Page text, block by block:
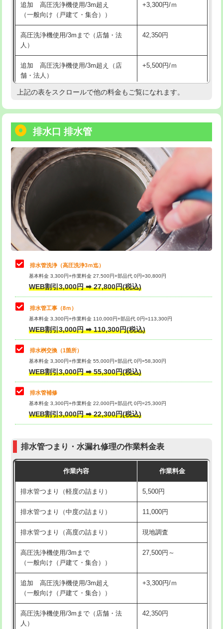
※給水管工事は20mmまでの価格です。
給水管工事※（支持金具設置) 5,500円
給水管工事※（保温材使用（バンド止
め込み）)
5,500円
給水管工事※（土の掘削・埋め戻し作
業)
11,000円
給水管工事※（塩ビ管（VP・HI）使
用/3ｍまで)
用（追加）/3ｍ超え)
給水管工事※（ライニング鋼管・銅
管・ポリ管・HT管使用/3ｍまで)
44,000円
給水管工事※（ライニング鋼管・銅
管・ポリ管・HT管使用/3ｍ超え)
+8,800円
排水管工事（土の掘削・埋め戻し作
業）
11,000円~
排水管工事（排水管工事/3ｍまで） 55,000円
排水管工事（追加 排水管工事/3ｍ超
え）
マス交換（土の掘削・埋め戻し作業）
マス交換（深さ50㎝未満）
マス交換（深さ50㎝以上） 66,000円
コンクリート斫り（厚さ10㎝まで）
コンクリート斫り（厚さ10㎝超え）
モルタル補修（厚さ10㎝まで）
モルタル補修（厚さ10㎝超え）
追加人工 16,500円
現場見積
※給水管工事は20mmまでの価格です。
追加 高圧洗浄機使用/3m超え
（一般向け（戸建て・集合））
+3,300円/ｍ
高圧洗浄機使用/3mまで（店舗・法
人）
42,350円
追加 高圧洗浄機使用/3m超え（店
舗・法人）
+5,500円/ｍ
高度高圧洗浄換 現地調査
トーラー機使用/3mまで
追加トーラー機使用/3m超え +3,300円
カメラ調査 33,000円
桝清掃 8,800円
止水・漏水調査・防水処理・清掃・修
理・調整・分解・加工など（軽作業）
11,000円
止水・漏水調査・防水処理・清掃・修
理・調整・分解・加工など（中作業）
22,000円
止水・漏水調査・防水処理・清掃・修
理・調整・分解・加工など（重作業）
33,000円
その他部品の脱着
交換・取付（タンク） 22,000円+材料費
交換・取付(単水栓（壁付・デッキ
式）)
交換・取付(混合水栓（壁付・デッキ
式・ワンホール）)
16,500円+材料費
交換・取付(排水栓・排水トラップ
交換・取付（その他部品） 11,000円+材料費
持込商品取付（単水栓） 13,200円
持込商品取付（混合水栓） 16,500円
持込商品取付（浄水器・分岐水栓） 16,500円
給水管工事※（ホール加工) 16,500円
給水管工事※（バンド止め) 3,300円
給水管工事※（支持金具設置)
給水管工事※（保温材使用（バンド止
め込み）)
5,500円
給水管工事※（土の掘削・埋め戻し作
業)
11,000円
上記の表をスクロールで他の料金もご覧になれます。
排水口 排水管
排水管洗浄（高圧洗浄3ｍ迄）
基本料金 3,300円+作業料金 27,500円+部品代 0円=30,800円
WEB割引3,000円 ➡ 27,800円(税込)
排水管工事（8ｍ）
基本料金 3,300円+作業料金 110,000円+部品代 0円=113,300円
WEB割引3,000円 ➡ 110,300円(税込)
排水桝交換（1箇所）
基本料金 3,300円+作業料金 55,000円+部品代 0円=58,300円
WEB割引3,000円 ➡ 55,300円(税込)
排水管補修
基本料金 3,300円+作業料金 22,000円+部品代 0円=25,300円
WEB割引3,000円 ➡ 22,300円(税込)
排水管つまり・水漏れ修理の作業料金表
作業内容 作業料金
排水管つまり（軽度の詰まり） 5,500円
排水管つまり（中度の詰まり） 11,000円
排水管つまり（高度の詰まり） 現地調査
高圧洗浄機使用/3mまで
（一般向け（戸建て・集合））
27,500円～
追加 高圧洗浄機使用/3m超え
（一般向け（戸建て・集合））
+3,300円/ｍ
高圧洗浄機使用/3mまで（店舗・法
人）
42,350円